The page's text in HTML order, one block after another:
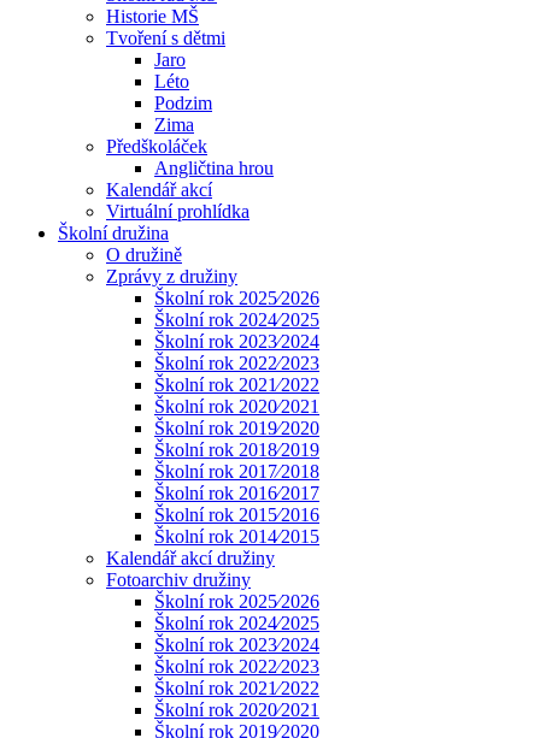
Historie MŠ
Tvoření s dětmi
Jaro
Léto
Podzim
Zima
Předškoláček
Angličtina hrou
Kalendář akcí
Virtuální prohlídka
Školní družina
O družině
Zprávy z družiny
Školní rok 2025⁄2026
Školní rok 2024⁄2025
Školní rok 2023⁄2024
Školní rok 2022⁄2023
Školní rok 2021⁄2022
Školní rok 2020⁄2021
Školní rok 2019⁄2020
Školní rok 2018⁄2019
Školní rok 2017⁄2018
Školní rok 2016⁄2017
Školní rok 2015⁄2016
Školní rok 2014⁄2015
Kalendář akcí družiny
Fotoarchiv družiny
Školní rok 2025⁄2026
Školní rok 2024⁄2025
Školní rok 2023⁄2024
Školní rok 2022⁄2023
Školní rok 2021⁄2022
Školní rok 2020⁄2021
Školní rok 2019⁄2020